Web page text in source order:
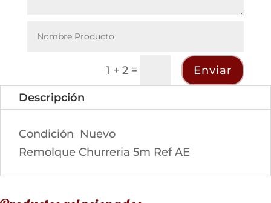
1 + 2 = Enviar
Descripción
Condición Nuevo
Remolque Churreria 5m Ref AE